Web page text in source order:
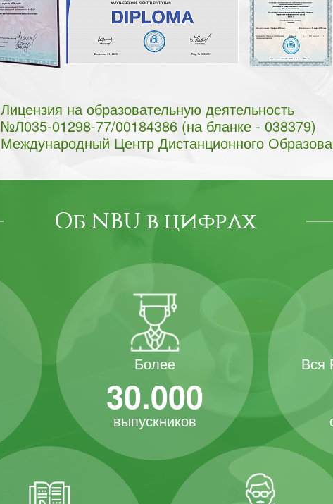
Лицензия на образовательную деятельность
№Л035-01298-77/00184386 (на бланке - 038379)
Международный Центр Дистанционного
Об NBU в цифрах
Более
30.000
выпускников
Вся